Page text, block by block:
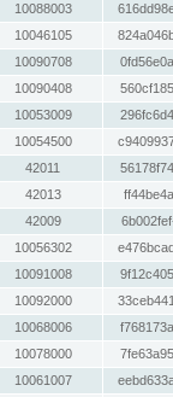
10088003
10046105
10090708
10090408
10053009
10054500
42011
42013
42009
10056302
10091008
10092000
10068006
10078000
10061007